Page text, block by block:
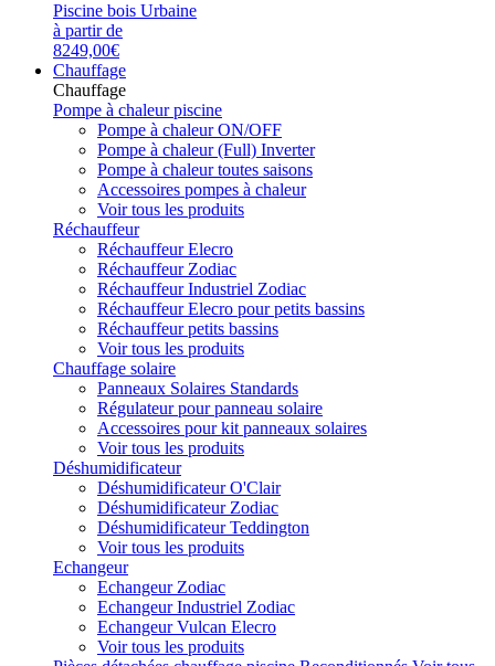
Piscine bois Urbaine
à partir de
8249,00€
Chauffage
Chauffage
Pompe à chaleur piscine
Pompe à chaleur ON/OFF
Pompe à chaleur (Full) Inverter
Pompe à chaleur toutes saisons
Accessoires pompes à chaleur
Voir tous les produits
Réchauffeur
Réchauffeur Elecro
Réchauffeur Zodiac
Réchauffeur Industriel Zodiac
Réchauffeur Elecro pour petits bassins
Réchauffeur petits bassins
Voir tous les produits
Chauffage solaire
Panneaux Solaires Standards
Régulateur pour panneau solaire
Accessoires pour kit panneaux solaires
Voir tous les produits
Déshumidificateur
Déshumidificateur O'Clair
Déshumidificateur Zodiac
Déshumidificateur Teddington
Voir tous les produits
Echangeur
Echangeur Zodiac
Echangeur Industriel Zodiac
Echangeur Vulcan Elecro
Voir tous les produits